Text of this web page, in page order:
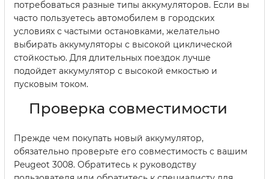
потребоваться разные типы аккумуляторов. Если вы
часто пользуетесь автомобилем в городских
условиях с частыми остановками, желательно
выбирать аккумуляторы с высокой циклической
стойкостью. Для длительных поездок лучше
подойдет аккумулятор с высокой емкостью и
пусковым током.
Проверка совместимости
Прежде чем покупать новый аккумулятор,
обязательно проверьте его совместимость с вашим
Peugeot 3008. Обратитесь к руководству